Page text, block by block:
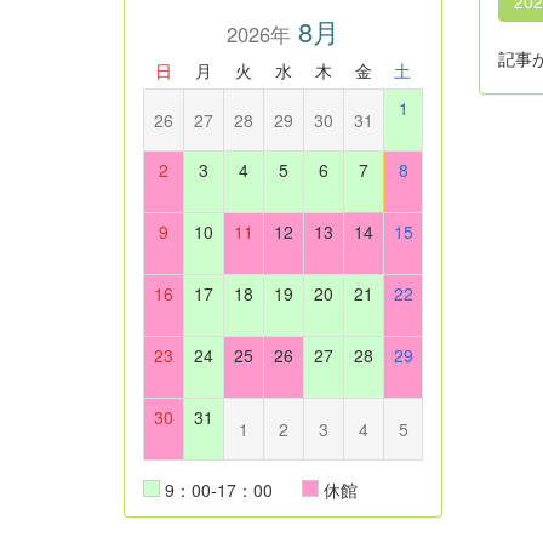
記事
2026年8月
日 月 火 水 木 金 土
26 27 28 29 30 31 1
2 3 4 5 6 7 8
9 10 11 12 13 14 15
16 17 18 19 20 21 22
23 24 25 26 27 28 29
30 31 1 2 3 4 5
9：00-17：00 休館